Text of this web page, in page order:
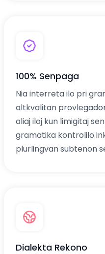
100% Senpaga
Nia interreta ilo pri
altkvalitan
aliaj iloj kun limigitaj
gramatika kontrolilo
plurlingvan subtenon
Dialekta Rekono